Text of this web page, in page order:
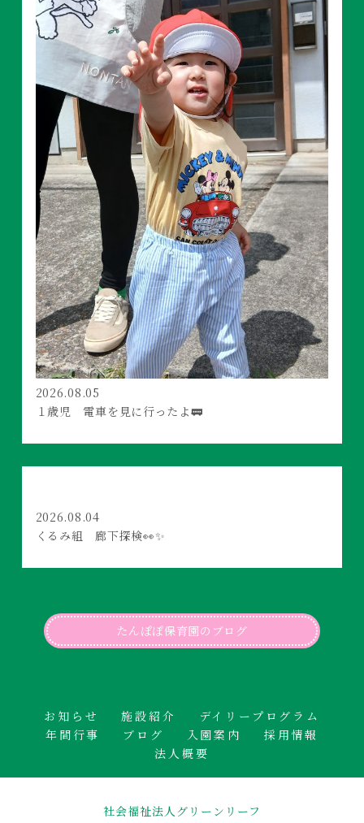
2026.08.05
１歳児 電車を見に行ったよ🚃
2026.08.04
くるみ組 廊下探検👀✨
たんぽぽ保育園のブログ
お知らせ 施設紹介
デイリープログラム
年間行事
ブログ 入園案内
採用情報
法人概要
社会福祉法人グリーンリーフ